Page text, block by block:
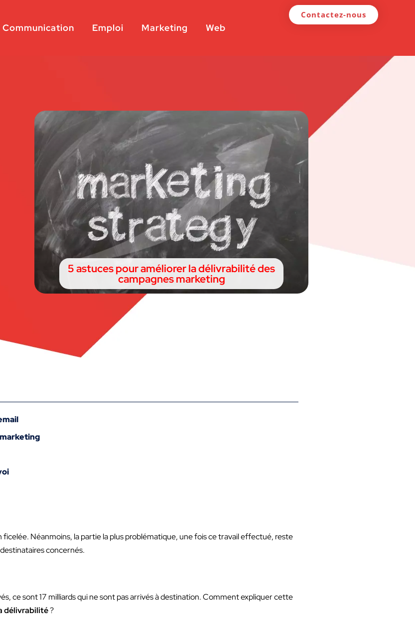
Communication Emploi Marketing Web
Contactez-nous
5 astuces pour améliorer la délivrabilité des
campagnes marketing
Néanmoins, la partie la plus problématique, une fois ce travail effectué, reste
concernés.
ce sont 17 milliards qui ne sont pas arrivés à destination. Comment expliquer cette
délivrabilité?